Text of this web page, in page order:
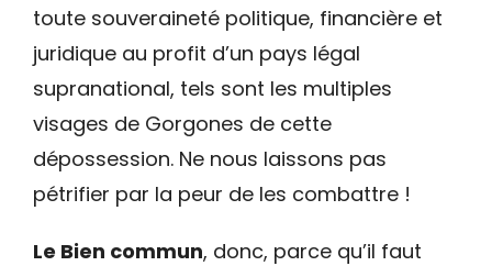
toute souveraineté politique, financière et
juridique au profit d’un pays légal
supranational, tels sont les multiples
visages de Gorgones de cette
dépossession. Ne nous laissons pas
pétrifier par la peur de les combattre !
Le Bien commun, donc, parce qu’il faut